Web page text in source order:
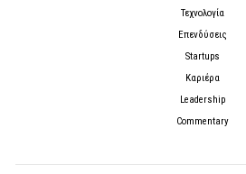
Τεχνολογία
Επενδύσεις
Startups
Καριέρα
Leadership
Commentary